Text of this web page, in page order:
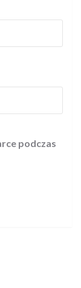
podczas